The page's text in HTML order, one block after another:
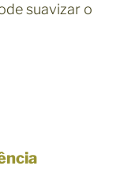
suavizar o